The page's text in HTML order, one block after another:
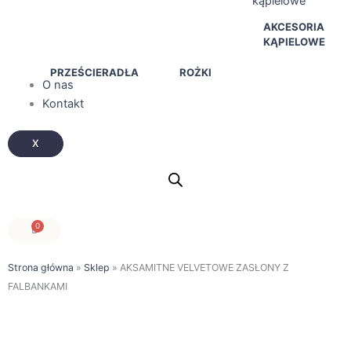
PRZEŚCIERADŁA ROŻKI
AKCESORIA
KĄPIELOWE
O nas
Kontakt
X
0
Wózek
Strona główna » Sklep » AKSAMITNE VELVETOWE ZASŁONY Z
FALBANKAMI